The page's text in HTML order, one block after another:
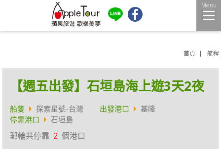
Menu
首頁 航程
【週五出發】石垣島海上遊3天2夜
船隻 探索星號-台灣 出發港口
基隆
停靠港口
石垣島
郵輪共停靠 2 個港口